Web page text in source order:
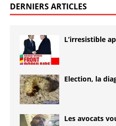
DERNIERS ARTICLES
L’irresistible
Election, la
Les avocats